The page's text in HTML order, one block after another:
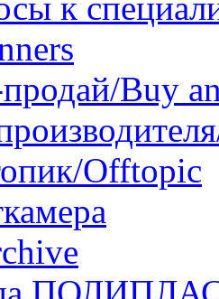
Buy
Offtopic